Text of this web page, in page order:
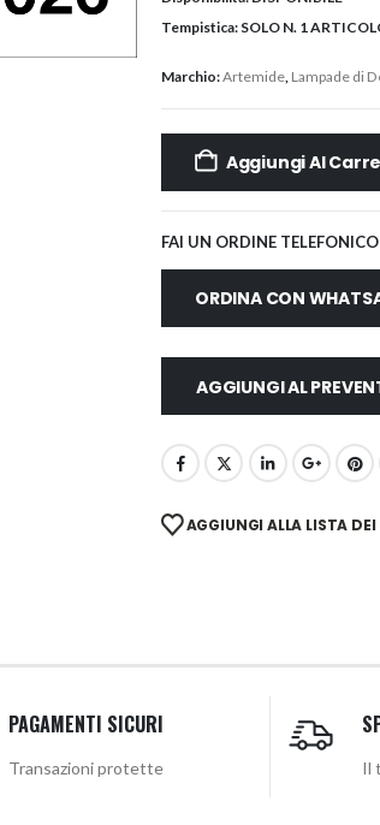
Tempistica: SOLO N. 1
Marchio:Artemide Lampade di
Aggiungi Al
FAI UN ORDINE
ORDINA CON
AGGIUNGI AL
AGGIUNGI ALLA LISTA DEI
PAGAMENTI SICURI
Transazioni protette Il